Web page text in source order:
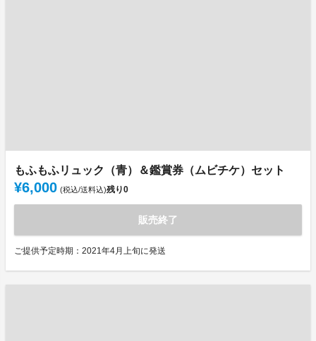
もふもふリュック（青）＆鑑賞券（ムビチケ）セット
¥6,000 (税込/送料込)残り0
販売終了
ご提供予定時期：2021年4月上旬に発送